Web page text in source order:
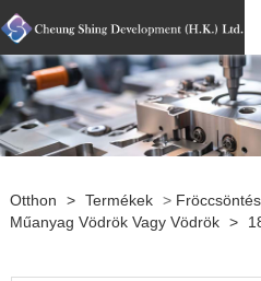
Otthon > Termékek > Fröccsöntés
Műanyag Vödrök Vagy Vödrök >